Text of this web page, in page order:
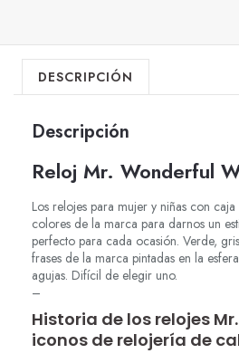
DESCRIPCIÓN
Descripción
Reloj Mr. Wonderful
Los relojes para mujer y niñas con caja
colores de la marca para darnos un
perfecto para cada ocasión. Verde,
frases de la marca pintadas en la
agujas. Difícil de elegir uno.
–
Historia de los relojes
iconos de relojería de